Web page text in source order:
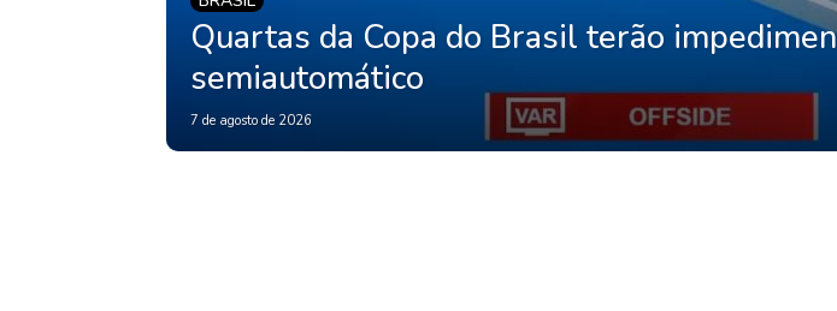
Quartas da Copa do Brasil terão
semiautomático
7 de agosto de 2026